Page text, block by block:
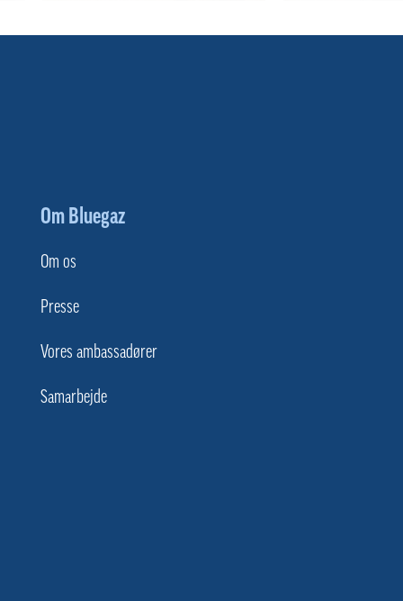
Om Bluegaz
Om os
Presse
Vores ambassadører
Samarbejde